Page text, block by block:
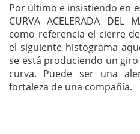
Por último e insistiendo en
CURVA ACELERADA DEL
como referencia el cierre
el siguiente histograma
se está produciendo un
curva. Puede ser una
fortaleza de una compañía.